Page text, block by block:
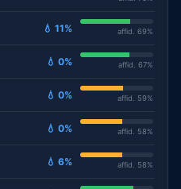
💧 11% affid. 69%
💧 0% affid. 67%
💧 0% affid. 59%
💧 0% affid. 58%
💧 6% affid. 58%